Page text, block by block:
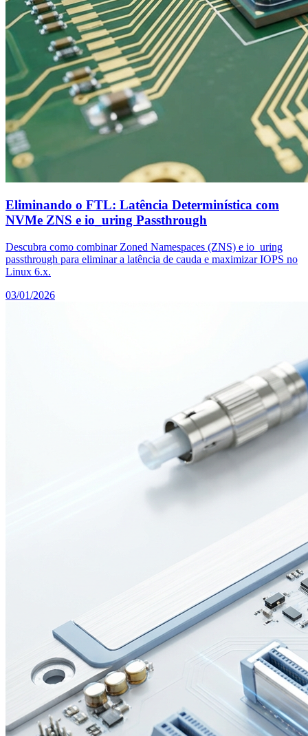
Eliminando o FTL: Latência Determinística com
NVMe ZNS e io_uring Passthrough
Descubra como combinar Zoned Namespaces (ZNS) e io_uring
passthrough para eliminar a latência de cauda e maximizar IOPS no
Linux 6.x.
03/01/2026